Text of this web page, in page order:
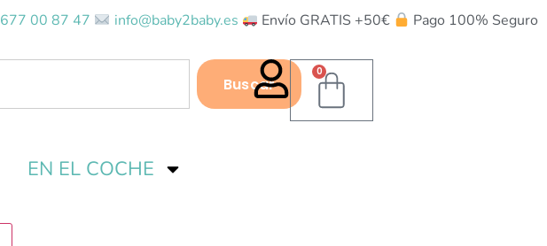
677 00 87 47 info@baby2baby.es Envío GRATIS +50€ Pago 100% Seguro
Buscar
0
EN EL COCHE